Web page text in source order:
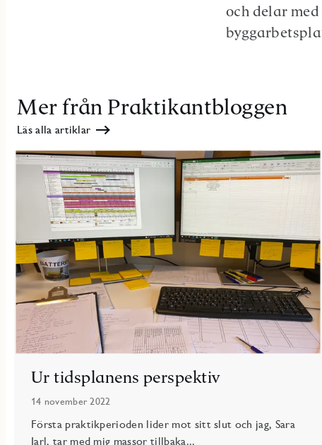
och delar
Mer från Praktikantbloggen
Läs alla artiklar
Ur tidsplanens perspektiv
14 november 2022
Första praktikperioden lider mot sitt slut och jag, Sara
Jarl, tar med mig massor tillbaka...